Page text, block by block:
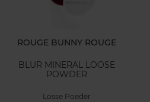
ROUGE BUNNY ROUGE
BLUR MINERAL LOOSE
POWDER
Losse Poeder